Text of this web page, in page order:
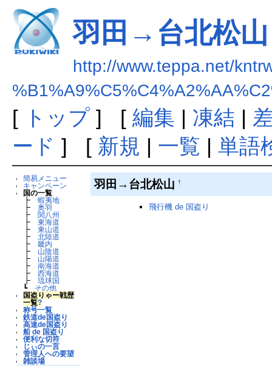
羽田→台北松山
http://www.teppa.net/
[ トップ] [ 編集 | 凍結 |
ード ] [ 新規 | 一覧 | 単語
簡易メニュー
キャンペーン
国の一覧
┣蝦夷地
┣奥羽
┣ 関八州
┣東海道
┣東山道
┣北陸道
┣畿内
┣ 山陰道
┣ 山陽道
┣南海道
┣西海道
┣琉球国
┗ その他
国盗りゃー戦歴
一覧?
称号一覧
鉄道de国盗り
高速de国盗り
船 de 国盗り
便利な切符
じぃの一言
管理人への要望
雑談場
羽田→台北松山 †
飛行機 de 国盗り